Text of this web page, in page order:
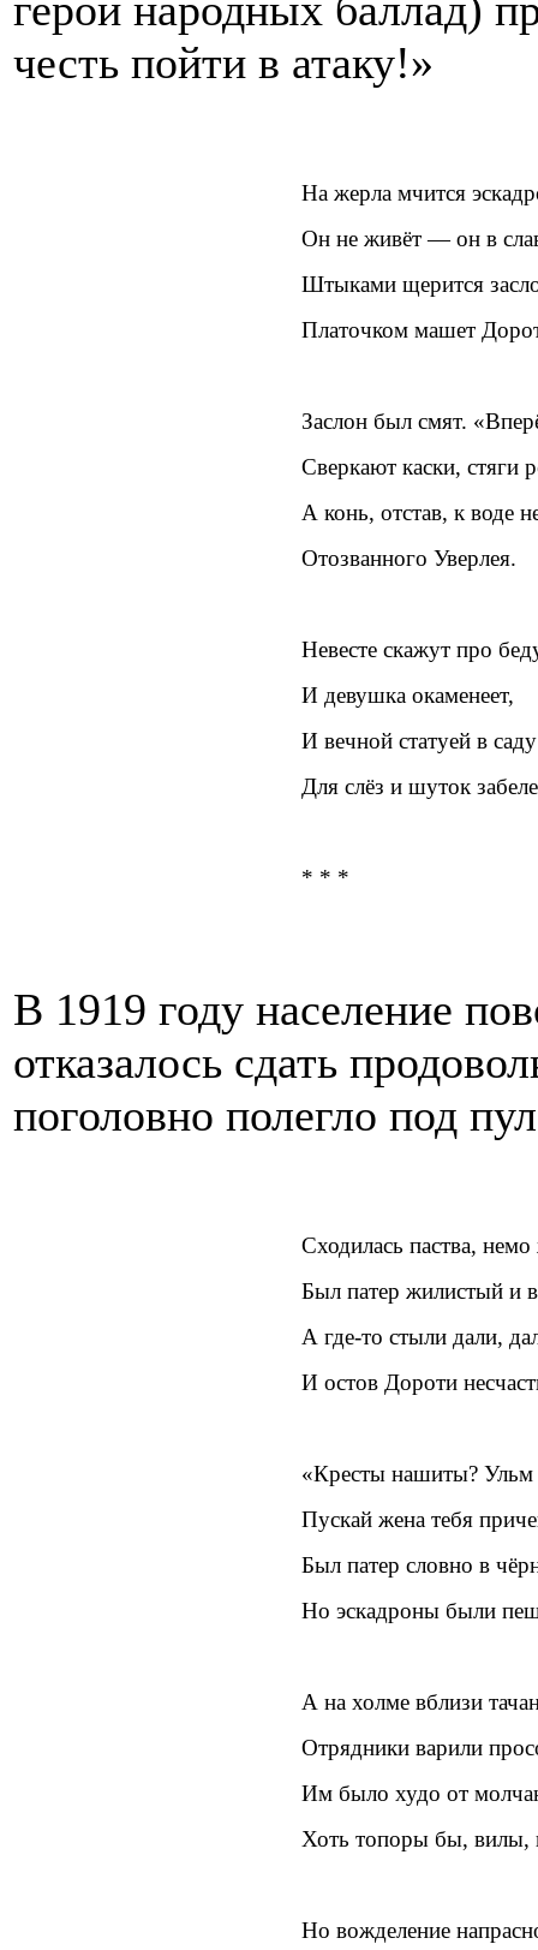
герой народных баллад)
честь пойти в атаку!»
На жерла мчится
Он не живёт — он в
Штыками щерится
Платочком машет
Заслон был смят.
Сверкают каски, стяги
А конь, отстав, к воде
Отозванного Уверлея.
Невесте скажут про
И девушка окаменеет,
И вечной статуей в саду
Для слёз и шуток
* * *
В 1919 году население
отказалось сдать
поголовно полегло под
Сходилась паства,
Был патер жилистый и
А где-то стыли дали,
И остов Дороти
«Кресты нашиты? Ульм
Пускай жена тебя
Был патер словно в
Но эскадроны были
А на холме вблизи
Отрядники варили
Им было худо от
Хоть топоры бы, вилы,
Но вожделение